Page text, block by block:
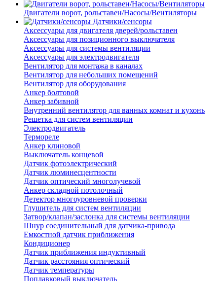
Двигатели ворот, рольставен/Насосы/Вентиляторы
Датчики/сенсоры
Аксессуары для двигателя дверей/рольставен
Аксессуары для позиционного выключателя
Аксессуары для системы вентиляции
Аксессуары для электродвигателя
Вентилятор для монтажа в каналах
Вентилятор для небольших помещений
Вентилятор для оборудования
Анкер болтовой
Анкер забивной
Внутренний вентилятор для ванных комнат и кухонь
Решетка для систем вентиляции
Электродвигатель
Термореле
Анкер клиновой
Выключатель концевой
Датчик фотоэлектрический
Датчик люминесцентности
Датчик оптический многолучевой
Анкер складной потолочный
Детектор многоуровневой проверки
Глушитель для систем вентиляции
Затвор/клапан/заслонка для системы вентиляции
Шнур соединительный для датчика-привода
Емкостной датчик приближения
Кондиционер
Датчик приближения индуктивный
Датчик расстояния оптический
Датчик температуры
Поплавковый выключатель